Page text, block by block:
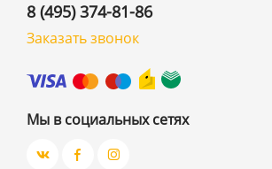
8 (495) 374-81-86
Заказать звонок
Мы в социальных сетях